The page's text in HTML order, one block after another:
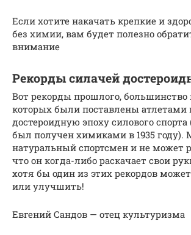
Если хотите накачать крепкие и
без химии, вам будет полезно
внимание
Рекорды силачей
Вот рекорды прошлого, большинство
которых были поставлены атлетами
достероидную эпоху силового спорта
был получен химиками в 1935 году).
натуральный спортсмен и не может
что он когда-либо раскачает свои
хотя бы один из этих рекордов
или улучшить!
Евгений Сандов — отец культуризма